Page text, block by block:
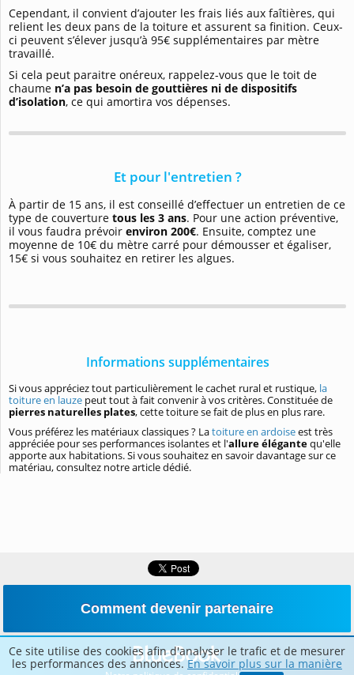
Cependant, il convient d’ajouter les frais liés aux faîtières, qui
relient les deux pans de la toiture et assurent sa finition. Ceux-
ci peuvent s’élever jusqu’à 95€ supplémentaires par mètre
travaillé.
Si cela peut paraitre onéreux, rappelez-vous que le toit de
chaume n’a pas besoin de gouttières ni de dispositifs
d’isolation, ce qui amortira vos dépenses.
Et pour l'entretien ?
À partir de 15 ans, il est conseillé d’effectuer un entretien de ce
type de couverture tous les 3 ans. Pour une action préventive,
il vous faudra prévoir environ 200€. Ensuite, comptez une
moyenne de 10€ du mètre carré pour démousser et égaliser,
15€ si vous souhaitez en retirer les algues.
Informations supplémentaires
Si vous appréciez tout particulièrement le cachet rural et rustique, la
toiture en lauze peut tout à fait convenir à vos critères. Constituée de
pierres naturelles plates, cette toiture se fait de plus en plus rare.
Vous préférez les matériaux classiques ? Latoiture en ardoiseest très
appréciée pour ses performances isolantes et l'allure élégantequ'elle
apporte aux habitations. Si vous souhaitez en savoir davantage sur ce
matériau, consultez notre article dédié.
Comment devenir partenaire
Ce site utilise des cookies afin d'analyser le trafic et de mesurer
les performances des annonces.En savoir plus sur la manière